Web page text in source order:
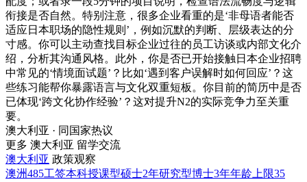
衔接是否自然。特别注意，很多企业看重的是‘非母语者能否
适应日本职场的隐性规则’，例如沉默的判断、层级表达的分
寸感。你可以主动查找目标企业过往的员工访谈或内部文化介
绍，分析其沟通风格。此外，你是否已开始接触日本企业招聘
中常见的‘情境面试题’？比如‘遇到客户误解时如何回应’？这
些练习能帮你暴露语言与文化双重短板。你目前的简历中是否
已体现‘跨文化协作经验’？这对提升N2的实际竞争力至关重
要。
澳大利亚 · 同国家热议
更多 澳大利亚 留学交流
澳大利亚 政策观察
澳洲485工签本科授课型硕士2年研究型博士3年年龄上限35